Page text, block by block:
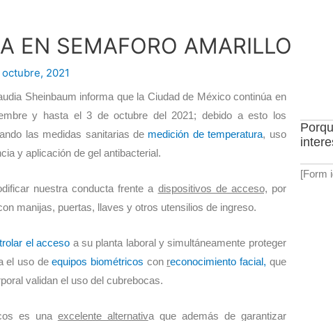
EN SEMAFORO AMARILLO
octubre, 2021
Sheinbaum informa que la Ciudad de México continúa en
y hasta el 3 de octubre del 2021; debido a esto los
las medidas sanitarias de medición de temperatura, uso
y aplicación de gel antibacterial.
nuestra conducta frente a dispositivos de acceso, por
manijas, puertas, llaves y otros utensilios de ingreso.
el acceso a su planta laboral y simultáneamente proteger
el uso deequipos biométricos con reconocimiento facial, que
validan el uso del cubrebocas.
es una excelente alternativa que además de garantizar
[Form